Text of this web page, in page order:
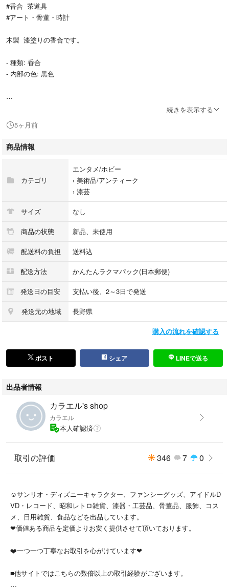
#香合 茶道具
#アート・骨董・時計
木製 漆塗りの香合です。
- 種類: 香合
- 内部の色: 黒色
直径 約7.5cm
高さ 約2.8cm
②木製 漆塗り 沈金 20000円→7000円
直径 約8cm 丸みがあるドーム型
高さ 約4cm
40000円相当→13500円(2点まとめ売り)
66%以上Offにさせて頂きます。
単品売りも可能ですので、ご希望の番号をコメントにてお知らせ下さい。
専用出品させて頂きます。価格は各7000円にて承ります。
#カラエルの福袋
続きを表示する
5ヶ月前
商品情報
カテゴリ
エンタメ/ホビー
› 美術品/アンティーク
› 漆芸
サイズ なし
商品の状態 新品、未使用
配送料の負担 送料込
配送方法 かんたんラクマパック(日本郵便)
発送日の目安 支払い後、2～3日で発送
発送元の地域 長野県
購入の流れを確認する
ポスト シェア LINEで送る
出品者情報
カラエル's shop
カラエル
本人確認済
取引の評価 346 7 0
☺️サンリオ・ディズニーキャラクター、ファンシーグッズ、アイドルD
VD・レコード、昭和レトロ雑貨、漆器・工芸品、骨董品、服飾、コス
メ、日用雑貨、食品などを出品しています。
❤価値ある商品を定価よりお安く提供させて頂いております。
❤️一つ一つ丁寧なお取引を心がけています❤
■他サイトではこちらの数倍以上の取引経験がございます。